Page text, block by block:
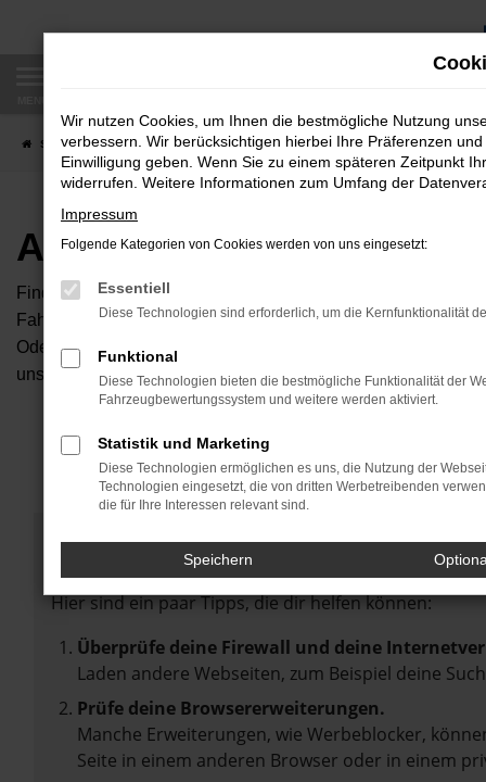
Zum
Startseite Fahrzeugangebote Autobörse
Autobörse
Finden Sie Ihren neuen Traumwagen bei uns. Dafür haben
Fahrzeuge an, die bei uns auf dem Hof stehen. Dann
Oder Sie klicken auf den Button Autobörse und Sie haben
unserem Händlernetzwerk. Diese Fahrzeuge können wir
Fehler: Network Error
Beim Laden ist ein Fehler aufgetreten.
Hier sind ein paar Tipps, die dir helfen können:
Überprüfe deine Firewall und deine
Laden andere Webseiten, zum Beispiel deine
Prüfe deine Browsererweiterungen.
Manche Erweiterungen, wie Werbeblocker,
Seite in einem anderen Browser oder in einem
Wir nutzen Cookies, um Ihnen die bestmögliche Nutzung
verbessern. Wir berücksichtigen hierbei Ihre Präferenzen
Einwilligung geben. Wenn Sie zu einem späteren Zeitpunkt
widerrufen. Weitere Informationen zum Umfang der
Impressum
Folgende Kategorien von Cookies werden von uns eingesetzt:
Essentiell
Diese Technologien sind erforderlich, um die Kernfunktionalität
Funktional
Diese Technologien bieten die bestmögliche Funktionalität der
Fahrzeugbewertungssystem und weitere werden aktiviert.
Statistik und Marketing
Diese Technologien ermöglichen es uns, die Nutzung der
Technologien eingesetzt, die von dritten Werbetreibenden
die für Ihre Interessen relevant sind.
Speichern